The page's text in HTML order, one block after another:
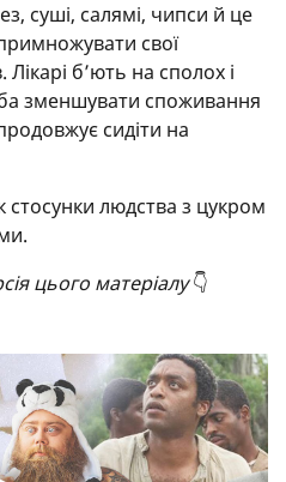
суші, салямі, чипси й це
свої
б’ють на сполох і
зменшувати споживання
сидіти на
стосунки людства з цукром
цього матеріалу👇